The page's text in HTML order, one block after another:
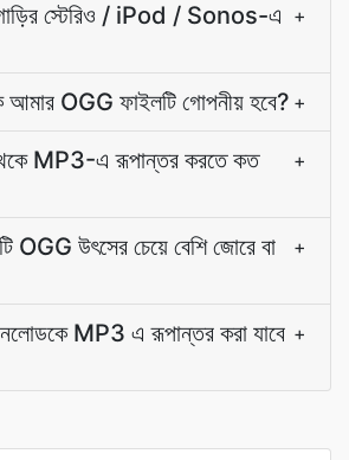
স্টেরিও / iPod / Sonos-এ +
আমার OGG ফাইলটি গোপনীয় হবে? +
MP3-এ রূপান্তর করতে কত
+
OGG উৎসের চেয়ে বেশি জোরে বা
+
MP3 এ রূপান্তর করা যাবে +